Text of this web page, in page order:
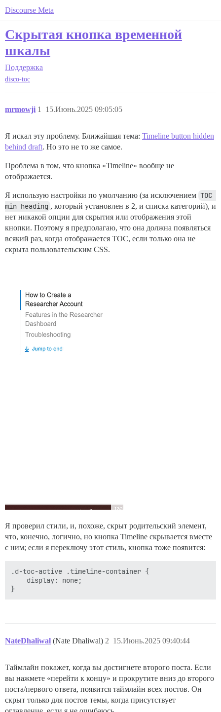
Discourse Meta
Скрытая кнопка временной
шкалы
Поддержка
disco-toc
mrmowji 15.Июнь.2025 09:05:05
1
Я искал эту проблему. Ближайшая тема: Timeline button hidden
behind draft. Но это не то же самое.
Проблема в том, что кнопка «Timeline» вообще не
отображается.
Я использую настройки по умолчанию (за исключением TOC
min heading , который установлен в 2, и списка категорий), и
нет никакой опции для скрытия или отображения этой
кнопки. Поэтому я предполагаю, что она должна появляться
всякий раз, когда отображается TOC, если только она не
скрыта пользовательским CSS.
Я проверил стили, и, похоже, скрыт родительский элемент,
что, конечно, логично, но кнопка Timeline скрывается вместе
с ним; если я переключу этот стиль, кнопка тоже появится:
.d-toc-active .timeline-container {
    display: none;
NateDhaliwal (Nate Dhaliwal) 15.Июнь.2025 09:40:44
2
Таймлайн покажет, когда вы достигнете второго поста. Если
вы нажмете «перейти к концу» и прокрутите вниз до второго
поста/первого ответа, появится таймлайн всех постов. Он
скрыт только для постов темы, когда присутствует